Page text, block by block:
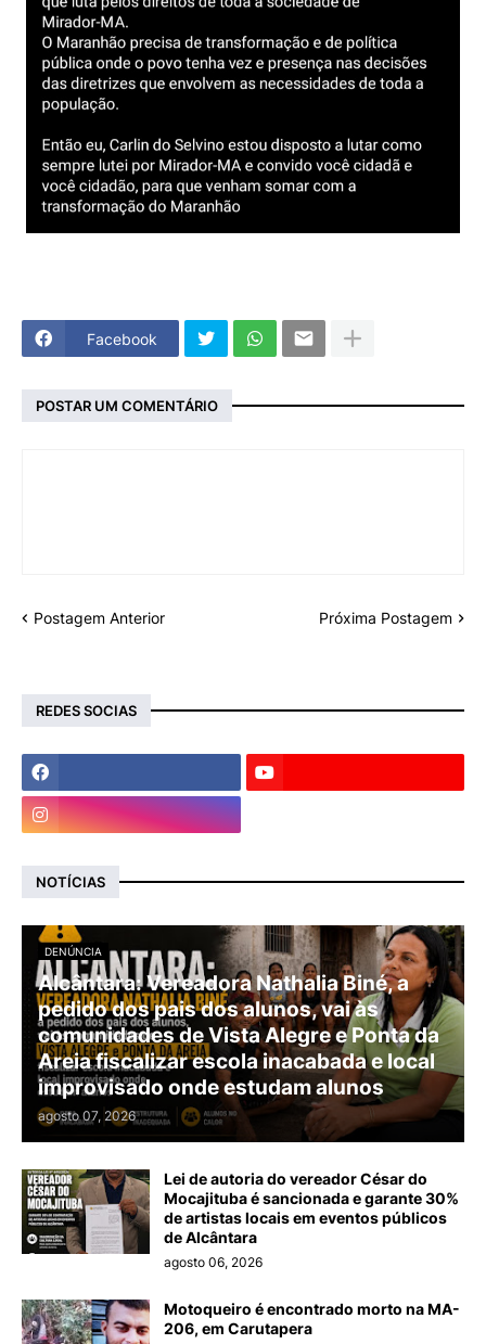
Facebook
POSTAR UM COMENTÁRIO
Postagem Anterior Próxima Postagem
REDES SOCIAS
NOTÍCIAS
DENÚNCIA
Alcântara: Vereadora Nathalia Biné, a
pedido dos pais dos alunos, vai às
comunidades de Vista Alegre e Ponta da
Areia fiscalizar escola inacabada e local
improvisado onde estudam alunos
agosto 07, 2026
Lei de autoria do vereador César do
Mocajituba é sancionada e garante 30%
de artistas locais em eventos públicos
de Alcântara
agosto 06, 2026
Motoqueiro é encontrado morto na MA-
206, em Carutapera